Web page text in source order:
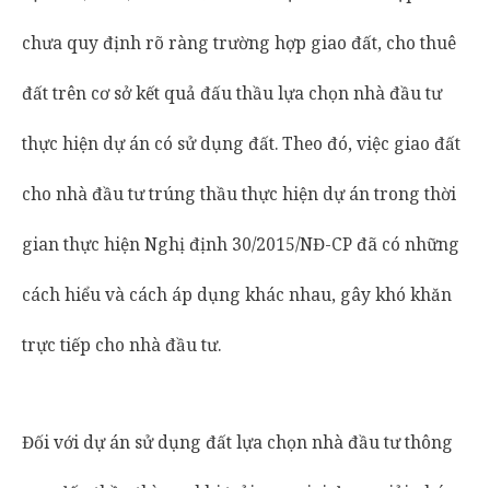
chưa quy định rõ ràng trường hợp giao đất, cho thuê
đất trên cơ sở kết quả đấu thầu lựa chọn nhà đầu tư
thực hiện dự án có sử dụng đất. Theo đó, việc giao đất
cho nhà đầu tư trúng thầu thực hiện dự án trong thời
gian thực hiện Nghị định 30/2015/NĐ-CP đã có những
cách hiểu và cách áp dụng khác nhau, gây khó khăn
trực tiếp cho nhà đầu tư.
Đối với dự án sử dụng đất lựa chọn nhà đầu tư thông